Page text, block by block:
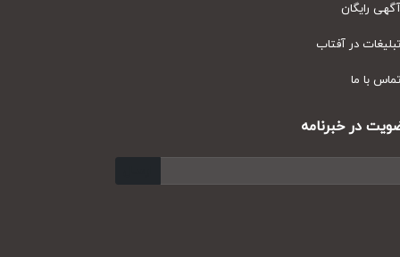
رایگان
در آفتاب
با ما
در خبرنامه